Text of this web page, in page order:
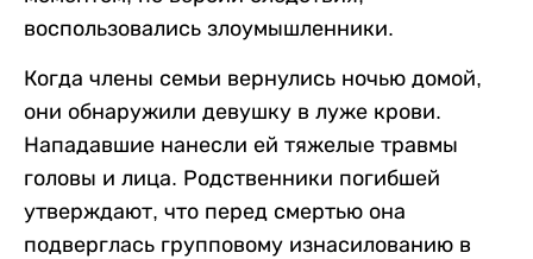
воспользовались злоумышленники.
Когда члены семьи вернулись ночью домой,
они обнаружили девушку в луже крови.
Нападавшие нанесли ей тяжелые травмы
головы и лица. Родственники погибшей
утверждают, что перед смертью она
подверглась групповому изнасилованию в